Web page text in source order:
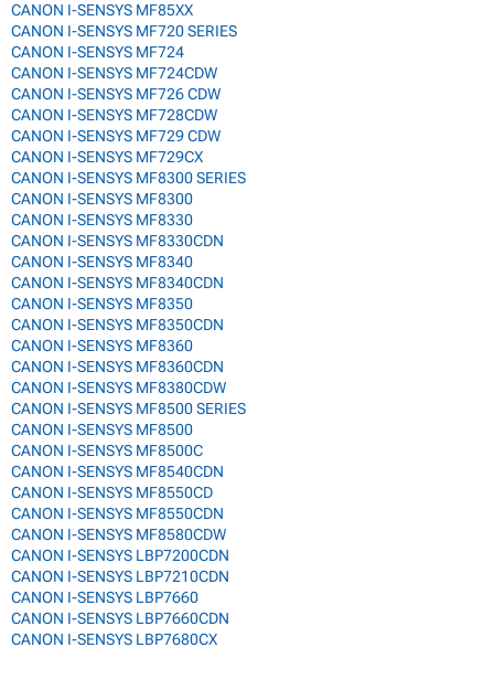
CANON I-SENSYS MF85XX
CANON I-SENSYS MF720 SERIES
CANON I-SENSYS MF724
CANON I-SENSYS MF724CDW
CANON I-SENSYS MF726 CDW
CANON I-SENSYS MF728CDW
CANON I-SENSYS MF729 CDW
CANON I-SENSYS MF729CX
CANON I-SENSYS MF8300 SERIES
CANON I-SENSYS MF8300
CANON I-SENSYS MF8330
CANON I-SENSYS MF8330CDN
CANON I-SENSYS MF8340
CANON I-SENSYS MF8340CDN
CANON I-SENSYS MF8350
CANON I-SENSYS MF8350CDN
CANON I-SENSYS MF8360
CANON I-SENSYS MF8360CDN
CANON I-SENSYS MF8380CDW
CANON I-SENSYS MF8500 SERIES
CANON I-SENSYS MF8500
CANON I-SENSYS MF8500C
CANON I-SENSYS MF8540CDN
CANON I-SENSYS MF8550CD
CANON I-SENSYS MF8550CDN
CANON I-SENSYS MF8580CDW
CANON I-SENSYS LBP7200CDN
CANON I-SENSYS LBP7210CDN
CANON I-SENSYS LBP7660
CANON I-SENSYS LBP7660CDN
CANON I-SENSYS LBP7680CX